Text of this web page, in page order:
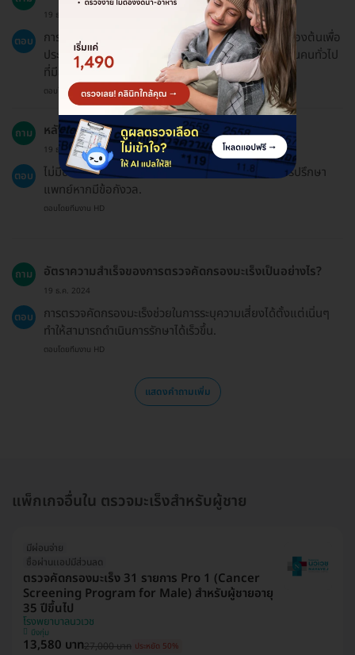
19 ธ.ค. 2024
ตอบ
การตรวจคัดกรองมะเร็งเป็นการตรวจหาความเสี่ยงในเบื้องต้นเพื่อ
ประเมินโอกาสการเกิดมะเร็งตามช่วงอายุที่เหมาะสม ทั้งในคนทั่วไป
ที่มีสุขภาพดีและผู้ที่มีความกังวลหรือมีอาการผิดปกติ.
ตอบโดยทีมงาน HD
ถาม หลังจากการตรวจฉันควรหลีกเลี่ยงอะไรบ้าง?
19 ธ.ค. 2024
ตอบ
ไม่มีข้อจำกัดเฉพาะหลังการตรวจคัดกรองมะเร็ง แต่ควรปรึกษา
แพทย์หากมีข้อกังวล.
ตอบโดยทีมงาน HD
ถาม อัตราความสำเร็จของการตรวจคัดกรองมะเร็งเป็นอย่างไร?
19 ธ.ค. 2024
ตอบ
การตรวจคัดกรองมะเร็งช่วยในการระบุความเสี่ยงได้ตั้งแต่เนิ่นๆ
ทำให้สามารถดำเนินการรักษาได้เร็วขึ้น.
ตอบโดยทีมงาน HD
แสดงคำถามเพิ่ม
แพ็กเกจอื่นใน ตรวจมะเร็งสำหรับผู้ชาย
มีผ่อนจ่าย
ซื้อผ่านเเอปมีส่วนลด
ตรวจคัดกรองมะเร็ง 31 รายการ Pro 1 (Cancer
Screening Program for Male) สำหรับผู้ชายอายุ
35 ปีขึ้นไป
โรงพยาบาลนวเวช
บึงกุ่ม
13,580 บาท27,000 บาท ประหยัด 50%